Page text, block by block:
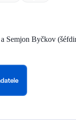
Semjon Byčkov